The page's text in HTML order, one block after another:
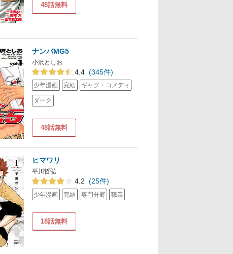
48話無料
ナンバMG5
小沢としお
4.4 (345件)
少年漫画 完結 ギャグ・コメディ
ダーク
48話無料
ヒマワリ
平川哲弘
4.2 (25件)
少年漫画 完結 専門分野 職業
18話無料